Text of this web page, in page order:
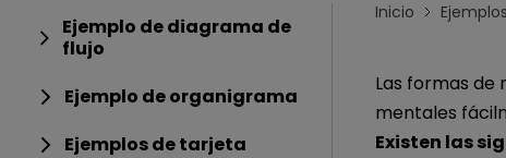
Ejemplo de diagrama de
flujo
Ejemplo de organigrama
Ejemplos de tarjeta
Inicio Ejemplos
Las formas
mentales
Existen las